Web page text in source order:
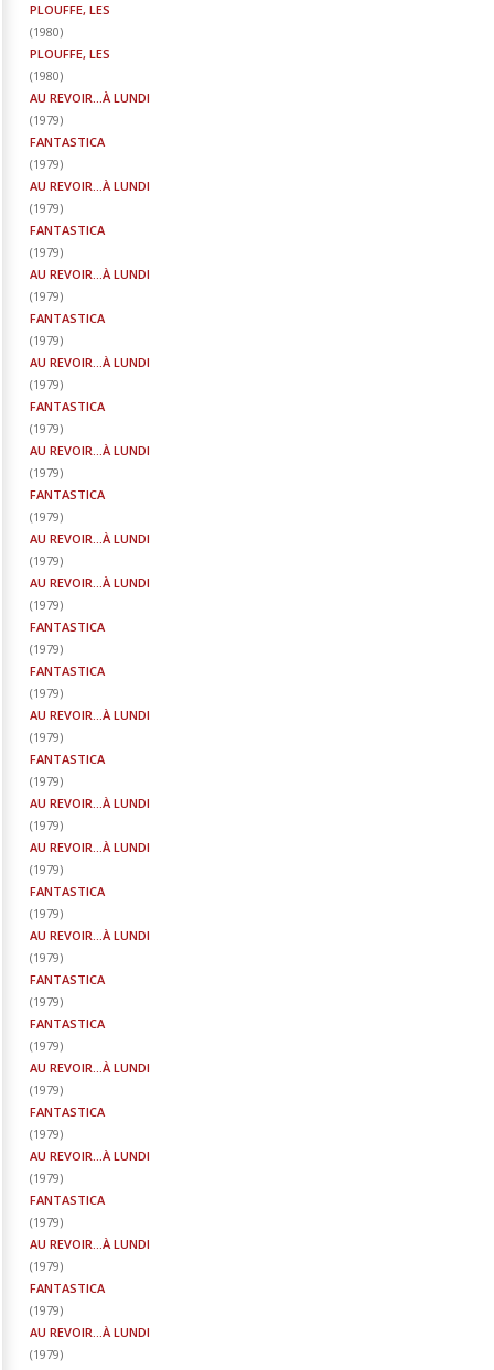
PLOUFFE, LES
(1980)
PLOUFFE, LES
(1980)
AU REVOIR...À LUNDI
(1979)
FANTASTICA
(1979)
AU REVOIR...À LUNDI
(1979)
FANTASTICA
(1979)
AU REVOIR...À LUNDI
(1979)
FANTASTICA
(1979)
AU REVOIR...À LUNDI
(1979)
FANTASTICA
(1979)
AU REVOIR...À LUNDI
(1979)
FANTASTICA
(1979)
AU REVOIR...À LUNDI
(1979)
AU REVOIR...À LUNDI
(1979)
FANTASTICA
(1979)
FANTASTICA
(1979)
AU REVOIR...À LUNDI
(1979)
FANTASTICA
(1979)
AU REVOIR...À LUNDI
(1979)
AU REVOIR...À LUNDI
(1979)
FANTASTICA
(1979)
AU REVOIR...À LUNDI
(1979)
FANTASTICA
(1979)
FANTASTICA
(1979)
AU REVOIR...À LUNDI
(1979)
FANTASTICA
(1979)
AU REVOIR...À LUNDI
(1979)
FANTASTICA
(1979)
AU REVOIR...À LUNDI
(1979)
FANTASTICA
(1979)
AU REVOIR...À LUNDI
(1979)